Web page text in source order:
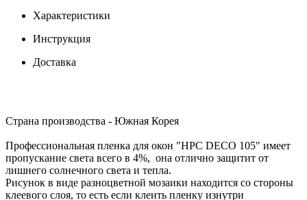
Характеристики
Инструкция
Доставка
Страна производства - Южная Корея
Профессиональная пленка для окон "HPC DECO 105" имеет
пропускание света всего в 4%, она отлично защитит от
лишнего солнечного света и тепла.
Рисунок в виде разноцветной мозаики находится со стороны
клеевого слоя, то есть если клеить пленку изнутри